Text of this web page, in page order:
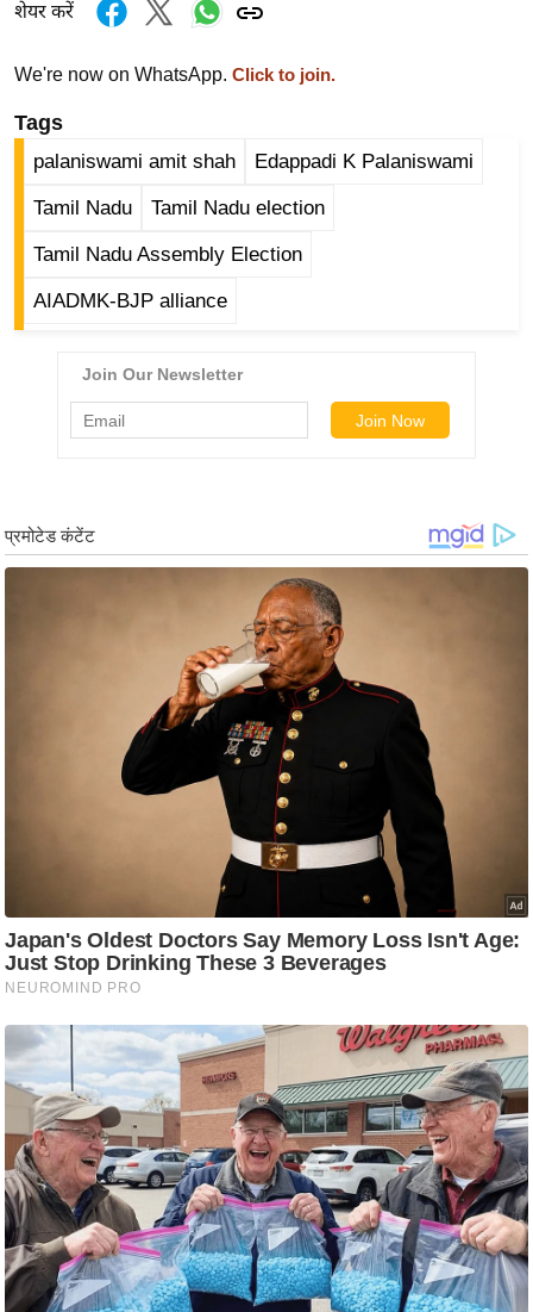
न
ग
त
बॉ
वु
ड
ली
क्षा
B
s
ला
इ
स्टा
ल
टे
क्नॉ
लॉ
जी
ब्यू
टी
शेयर करें
We're now on WhatsApp. Click to join.
Tags
palaniswami amit shah Edappadi K Palaniswami
Tamil Nadu Tamil Nadu election
Tamil Nadu Assembly Election
AIADMK-BJP alliance